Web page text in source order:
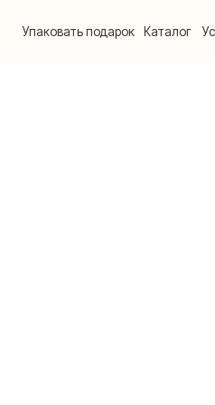
Упаковать подарок Каталог Услуги